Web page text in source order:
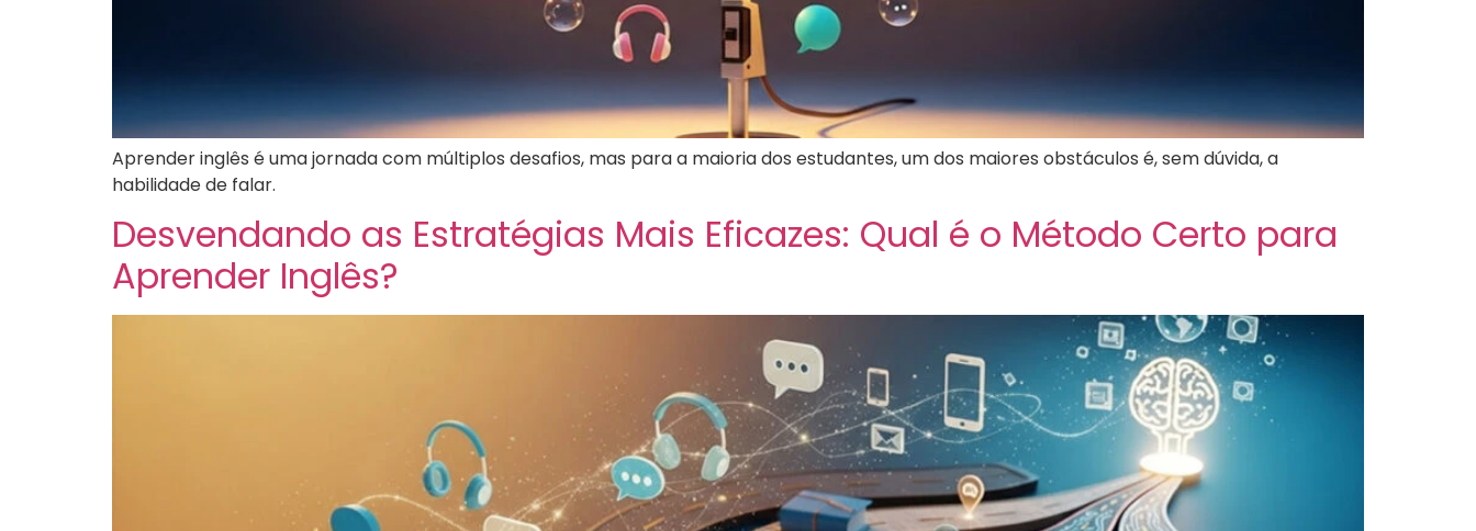
Aprender inglês é uma jornada com múltiplos desafios, mas para a maioria dos estudantes, um dos maiores obstáculos é, sem dúvida, a
habilidade de falar.
Desvendando as Estratégias Mais Eficazes: Qual é o Método Certo para
Aprender Inglês?